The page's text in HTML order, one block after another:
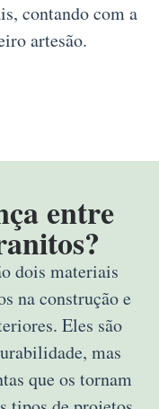
contando com a
artesão.
entre
dois materiais
na construção e
Eles são
mas
que os tornam